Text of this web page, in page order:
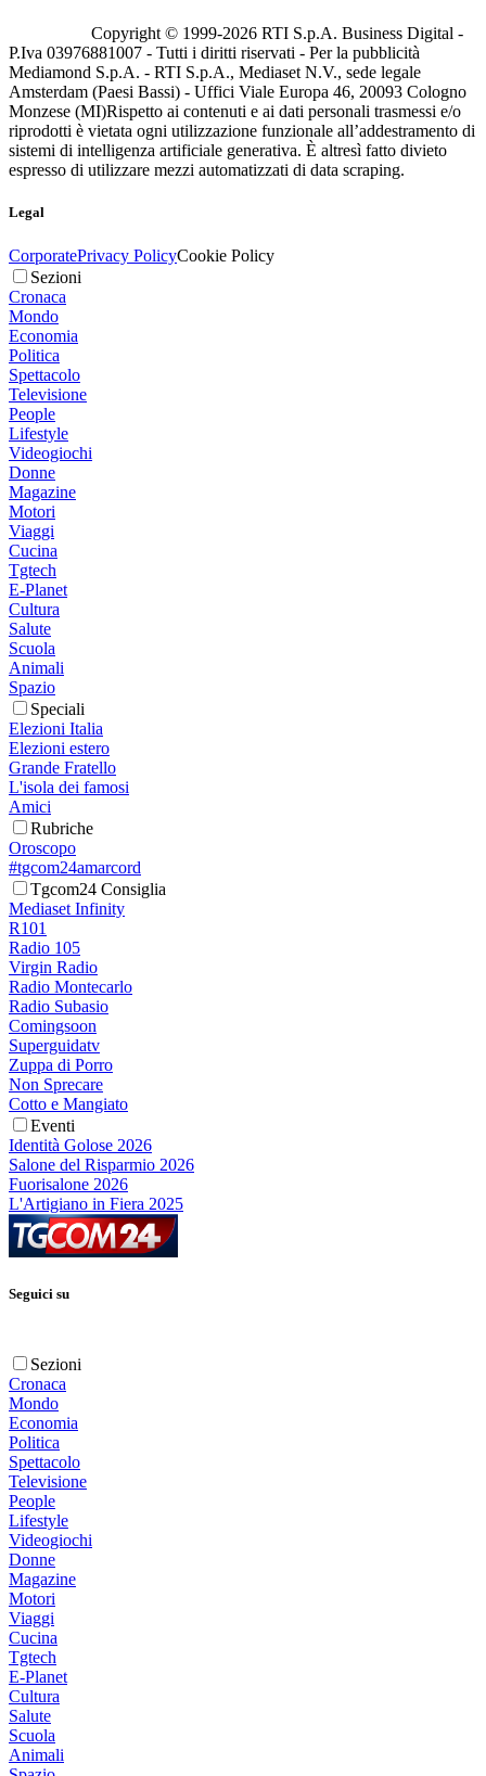
Copyright © 1999-2026 RTI S.p.A. Business Digital -
P.Iva 03976881007 - Tutti i diritti riservati - Per la pubblicità
Mediamond S.p.A. - RTI S.p.A., Mediaset N.V., sede legale
Amsterdam (Paesi Bassi) - Uffici Viale Europa 46, 20093 Cologno
Monzese (MI)Rispetto ai contenuti e ai dati personali trasmessi e/o
riprodotti è vietata ogni utilizzazione funzionale all’addestramento di
sistemi di intelligenza artificiale generativa. È altresì fatto divieto
espresso di utilizzare mezzi automatizzati di data scraping.
Legal
CorporatePrivacy PolicyCookie Policy
Sezioni
Cronaca
Mondo
Economia
Politica
Spettacolo
Televisione
People
Lifestyle
Videogiochi
Donne
Magazine
Motori
Viaggi
Cucina
Tgtech
E-Planet
Cultura
Salute
Scuola
Animali
Spazio
Speciali
Elezioni Italia
Elezioni estero
Grande Fratello
L'isola dei famosi
Amici
Rubriche
Oroscopo
#tgcom24amarcord
Tgcom24 Consiglia
Mediaset Infinity
R101
Radio 105
Virgin Radio
Radio Montecarlo
Radio Subasio
Comingsoon
Superguidatv
Zuppa di Porro
Non Sprecare
Cotto e Mangiato
Eventi
Identità Golose 2026
Salone del Risparmio 2026
Fuorisalone 2026
L'Artigiano in Fiera 2025
Seguici su
Sezioni
Cronaca
Mondo
Economia
Politica
Spettacolo
Televisione
People
Lifestyle
Videogiochi
Donne
Magazine
Motori
Viaggi
Cucina
Tgtech
E-Planet
Cultura
Salute
Scuola
Animali